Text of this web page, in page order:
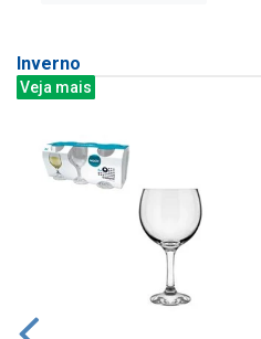
Inverno
Veja mais